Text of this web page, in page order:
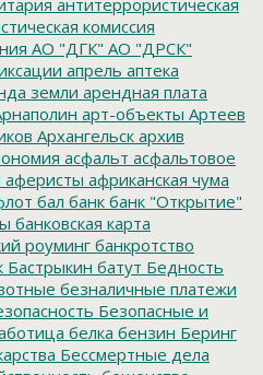
комиссия
АО "ДГК" АО "ДРСК"
апрель аптека
земли арендная плата
арт-объекты Артеев
Архангельск архив
асфальт асфальтовое
аферисты африканская чума
бал банк банк "Открытие"
банковская карта
роуминг банкротство
Бастрыкин батут Бедность
безналичные платежи
Безопасные и
белка бензин Беринг
Бессмертные дела